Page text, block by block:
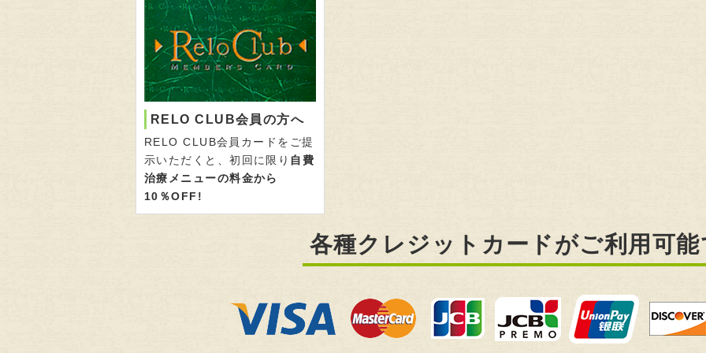
RELO CLUB会員の方へ
RELO CLUB会員カードをご提
示いただくと、初回に限り 自費
治療メニューの料金から
10％OFF!
各種クレジットカードがご利用可